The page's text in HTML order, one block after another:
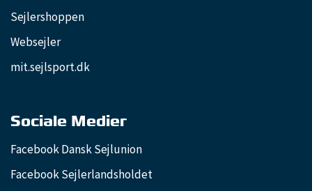
Sejlershoppen
Websejler
mit.sejlsport.dk
Sociale Medier
Facebook Dansk Sejlunion
Facebook Sejlerlandsholdet